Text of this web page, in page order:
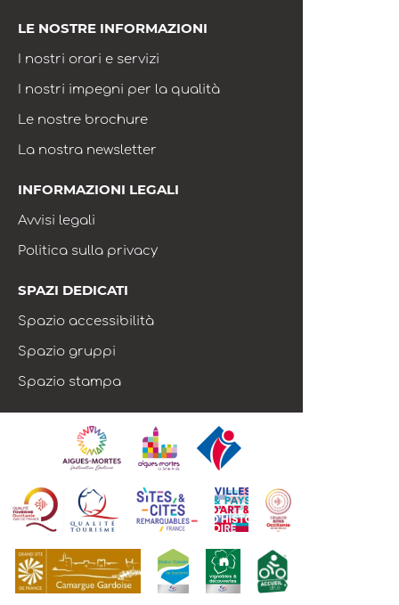
LE NOSTRE INFORMAZIONI
I nostri orari e servizi
I nostri impegni per la qualità
Le nostre brochure
La nostra newsletter
INFORMAZIONI LEGALI
Avvisi legali
Politica sulla privacy
SPAZI DEDICATI
Spazio accessibilità
Spazio gruppi
Spazio stampa